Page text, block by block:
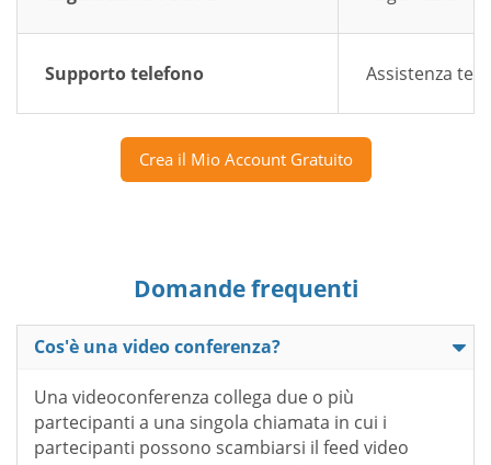
Supporto telefono Assistenza
Crea il Mio Account Gratuito
Domande frequenti
Cos'è una video conferenza?
Una videoconferenza collega due o più
partecipanti a una singola chiamata in cui i
partecipanti possono scambiarsi il feed video